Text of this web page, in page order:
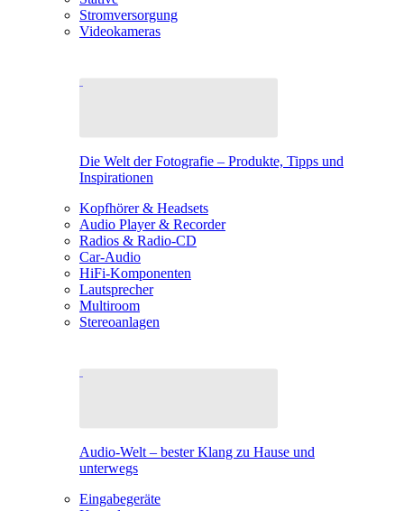
Stromversorgung
Videokameras
Die Welt der Fotografie – Produkte, Tipps und
Inspirationen
Kopfhörer & Headsets
Audio Player & Recorder
Radios & Radio-CD
Car-Audio
HiFi-Komponenten
Lautsprecher
Multiroom
Stereoanlagen
Audio-Welt – bester Klang zu Hause und
unterwegs
Eingabegeräte